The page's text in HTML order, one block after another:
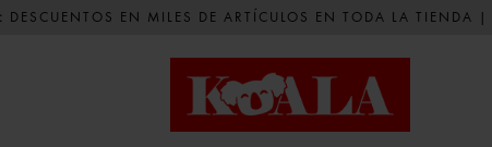
DESCUENTOS EN MILES DE ARTÍCULOS EN TODA LA TIENDA |